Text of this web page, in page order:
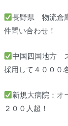
長野県 物流倉
件問い合わせ！
中国四国地方
採用して４０００
新規大病院：オ
２００人超！